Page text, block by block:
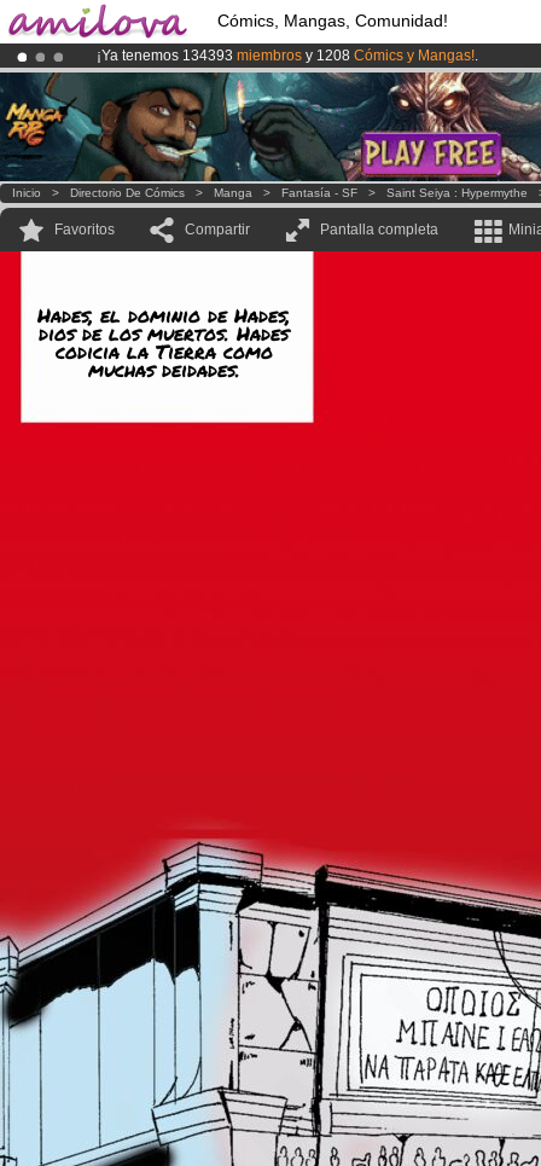
Cómics, Mangas, Comunidad!
¡Ya tenemos 134393 miembros y 1208 Cómics y Mangas!.
¡Conviertete en Premium por3.95 eurosal mes!Hazte Premium ya
El Kickstarter Amilova está desormado lanzado!.
Inicio > Directorio De Cómics > Manga > Fantasía - SF > Saint Seiya : Hypermythe
Favoritos Compartir Pantalla completa
Hades, el dominio de Hades,
dios de los muertos. Hades
codicia la Tierra como
muchas deidades.